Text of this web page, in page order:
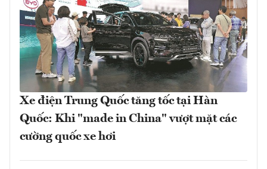
Xe điện Trung Quốc tăng tốc tại Hàn
Quốc: Khi "made in China" vượt mặt các
cường quốc xe hơi